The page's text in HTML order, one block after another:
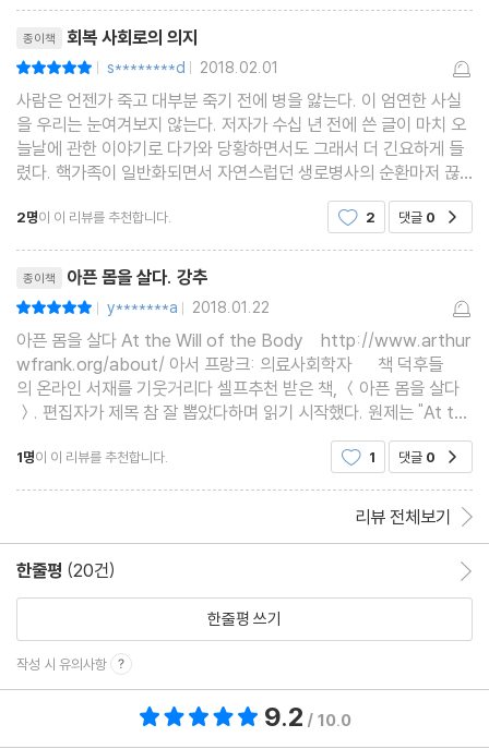
사람은 거의 없지
종이책 회복 사회로의 의지
| s********d | 2018.02.01
사람은 언젠가 죽고 대부분 죽기 전에 병을 앓는다. 이 엄연한 사실
을 우리는 눈여겨보지 않는다. 저자가 수십 년 전에 쓴 글이 마치 오
늘날에 관한 이야기로 다가와 당황하면서도 그래서 더 긴요하게 들
렸다. 핵가족이 일반화되면서 자연스럽던 생로병사의 순환마저 끊
기고 자취를 감추어버렸다. 오늘 정기검진 차 들린 국립병원은 그 사
실을 눈으로 증명해주었다. ‘이렇게 많은 사람
2명이 이 리뷰를 추천합니다. 2 댓글 0
종이책 아픈 몸을 살다. 강추
| y*******a | 2018.01.22
아픈 몸을 살다 At the Will of the Body http://www.arthur
wfrank.org/about/ 아서 프랑크: 의료사회학자 책 덕후들
의 온라인 서재를 기웃거리다 셀프추천 받은 책, ＜아픈 몸을 살다
＞. 편집자가 제목 참 잘 뽑았다하며 읽기 시작했다. 원제는 "At th
e Will of the Body." 한국 나이로 73인 노학자(Arthur W. Fran
k 1946~)는 캐나다 캘러리 대
1명이 이 리뷰를 추천합니다. 1 댓글 0
리뷰 전체보기
한줄평 (20건)
한줄평 쓰기
작성 시 유의사항
9.2 / 10.0